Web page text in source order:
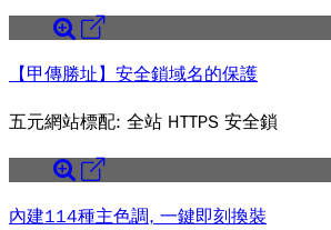
【甲傳勝址】安全鎖域名的保護
五元網站標配: 全站 HTTPS 安全鎖
內建114種主色調, 一鍵即刻換裝